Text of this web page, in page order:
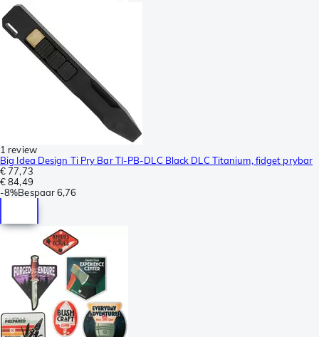
1 review
Big Idea Design Ti Pry Bar TI-PB-DLC Black DLC Titanium, fidget prybar
€ 77,73
€ 84,49
-8%Bespaar6,76